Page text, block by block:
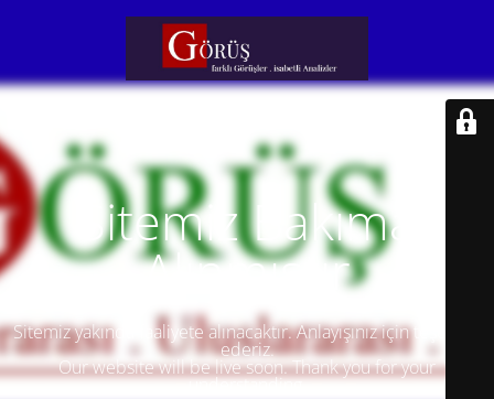
Sitemiz Bakıma
Alınmıştır
Sitemiz yakında faaliyete alınacaktır. Anlayışınız için teşekkür
ederiz.
Our website will be live soon. Thank you for your
understanding.